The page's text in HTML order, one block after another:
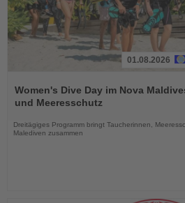
Sie
die
01.08.2026
Women's Dive Day im Nova
und Meeresschutz
Dreitägiges Programm bringt Taucherinnen,
Malediven zusammen